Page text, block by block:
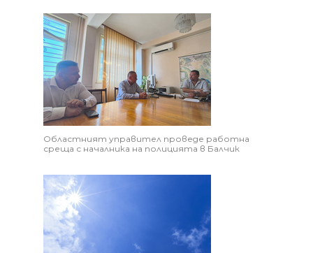
Областният управител проведе работна
среща с началника на полицията в Балчик